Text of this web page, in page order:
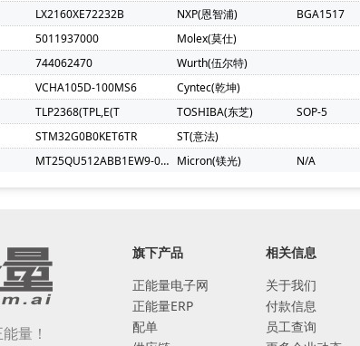
LX2160XE72232B NXP(恩智浦) BGA1517
5011937000 Molex(莫仕)
744062470 Wurth(伍尔特)
VCHA105D-100MS6 Cyntec(乾坤)
TLP2368(TPL,E(T TOSHIBA(东芝) SOP-5
STM32G0B0KET6TR ST(意法)
MT25QU512ABB1EW9-0SIT Micron(镁光) N/A
量！
旗下产品
正能量电子网
正能量ERP
配单
相关信息
关于我们
付款信息
员工查询